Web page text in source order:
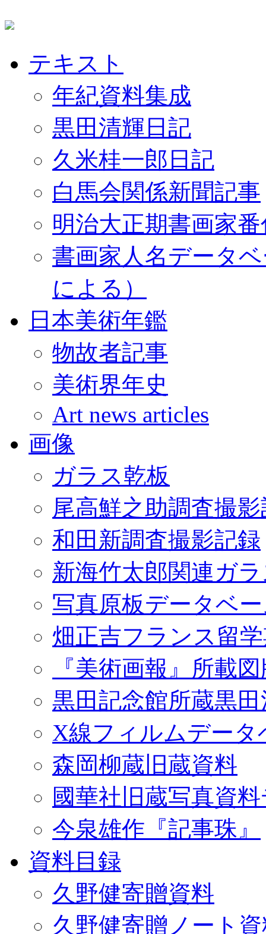
テキスト
年紀資料集成
黒田清輝日記
久米桂一郎日記
白馬会関係新聞記事
明治大正期書画家
書画家人名データ
による）
日本美術年鑑
物故者記事
美術界年史
Art news articles
画像
ガラス乾板
尾高鮮之助調査撮
和田新調査撮影記録
新海竹太郎関連ガ
写真原板データベ
畑正吉フランス留
『美術画報』所載
黒田記念館所蔵黒
X線フィルムデータ
森岡柳蔵旧蔵資料
國華社旧蔵写真資
今泉雄作『記事珠』
資料目録
久野健寄贈資料
久野健寄贈ノート